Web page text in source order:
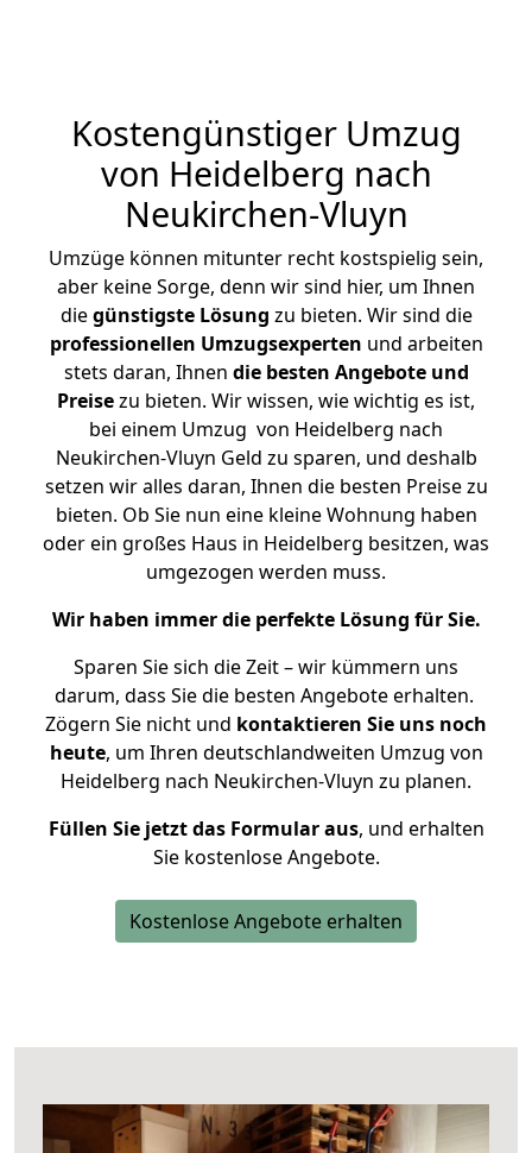
Kostengünstiger Umzug
von Heidelberg nach
Neukirchen-Vluyn
Umzüge können mitunter recht kostspielig sein,
aber keine Sorge, denn wir sind hier, um Ihnen
diegünstigste Lösung zu bieten. Wir sind die
professionellen Umzugsexperten und arbeiten
stets daran, Ihnen die besten Angebote und
Preisezu bieten. Wir wissen, wie wichtig es ist,
bei einem Umzug von Heidelberg nach
Neukirchen-Vluyn Geld zu sparen, und deshalb
setzen wir alles daran, Ihnen die besten Preise zu
bieten. Ob Sie nun eine kleine Wohnung haben
oder ein großes Haus in Heidelberg besitzen, was
umgezogen werden muss.
Wir haben immer die perfekte Lösung für Sie.
Sparen Sie sich die Zeit – wir kümmern uns
darum, dass Sie die besten Angebote erhalten.
Zögern Sie nicht und kontaktieren Sie uns noch
heute, um Ihren deutschlandweiten Umzug von
Heidelberg nach Neukirchen-Vluyn zu planen.
Füllen Sie jetzt das Formular aus, und erhalten
Sie kostenlose Angebote.
Kostenlose Angebote erhalten